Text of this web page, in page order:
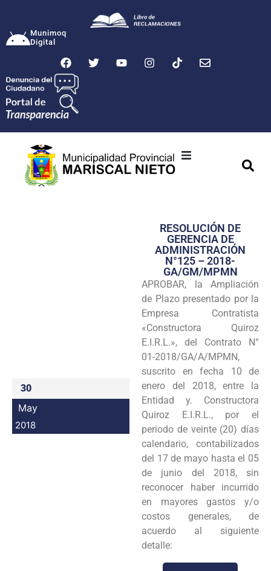
Munimoq
Digital
Transparencia
Seguridad
Programas
Intranet
30
May
2018
RESOLUCIÓN DE
GERENCIA DE
ADMINISTRACIÓN
N°125 – 2018-
GA/GM/MPMN
APROBAR, la Ampliación
de Plazo presentado por la
Empresa Contratista
«Constructora Quiroz
E.I.R.L.», del Contrato N°
01-2018/GA/A/MPMN,
suscrito en fecha 10 de
enero del 2018, entre la
Entidad y. Constructora
Quiroz E.I.R.L., por el
periodo de veinte (20) días
calendario, contabilizados
del 17 de mayo hasta el 05
de junio del 2018, sin
reconocer haber incurrido
en mayores gastos y/o
costos generales, de
acuerdo al siguiente
detalle: